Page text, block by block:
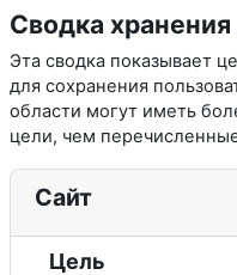
Сводка
Эта сводка показывает
для сохранения
области могут иметь
цели, чем
Сайт
Цель